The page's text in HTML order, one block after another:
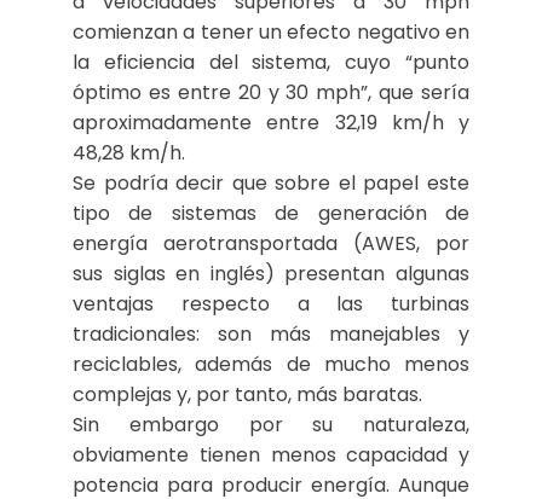
comienzan a tener un efecto negativo en
la eficiencia del sistema, cuyo “punto
óptimo es entre 20 y 30 mph”, que sería
aproximadamente entre 32,19 km/h y
48,28 km/h.
Se podría decir que sobre el papel este
tipo de sistemas de generación de
energía aerotransportada (AWES, por
sus siglas en inglés) presentan algunas
ventajas respecto a las turbinas
tradicionales: son más manejables y
reciclables, además de mucho menos
complejas y, por tanto, más baratas.
Sin embargo por su naturaleza,
obviamente tienen menos capacidad y
potencia para producir energía. Aunque